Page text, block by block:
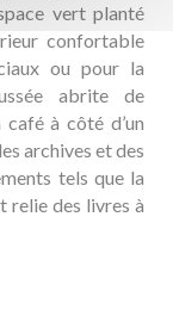
vert planté
confortable
ou pour la
abrite de
à côté d’un
archives et des
tels que la
relie des livres à